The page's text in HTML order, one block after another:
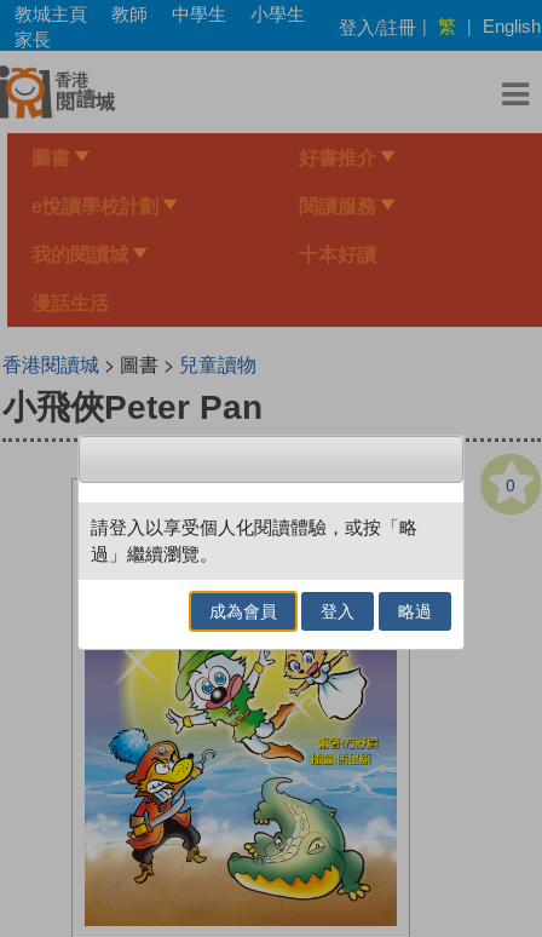
Skip
main
content
教城主頁 教師 中學生
小學生
家長
登入/註冊 | 繁 | English
圖書 好書推介
e悅讀學校計劃 閱讀服務
我的閱讀城 十本好讀
漫話生活
香港閱讀城> 圖書 > 兒童讀物
小飛俠Peter Pan
0
請登入以享受個人化閱讀體驗，或按「略
過」繼續瀏覽。
成為會員 登入 略過